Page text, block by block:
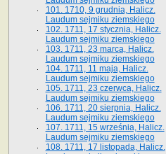
101. 1710, 9 grudnia, Halicz.
Laudum sejmiku ziemskiego
102. 1711, 17 stycznia, Halicz.
Laudum sejmiku ziemskiego
103. 1711, 23 marca, Halicz.
Laudum sejmiku ziemskiego
104. 1711, 11 maja, Halicz.
Laudum sejmiku ziemskiego
105. 1711, 23 czerwca, Halicz.
Laudum sejmiku ziemskiego
106. 1711, 20 sierpnia, Halicz.
Laudum sejmiku ziemskiego
107. 1711, 15 września, Halicz.
Laudum sejmiku ziemskiego
108. 1711, 17 listopada, Halicz.